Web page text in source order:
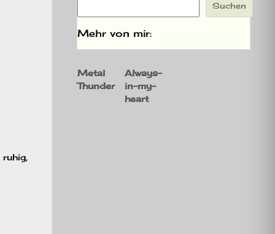
Suchen
Mehr von mir:
Metal
Thunder
Always-
in-my-
heart